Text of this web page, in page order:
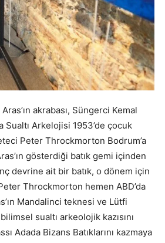
akrabası, Süngerci Kemal
Sualtı Arkelojisi 1953’de çocuk
Peter Throckmorton Bodrum’a
gösterdiği batık gemi içinden
devrine ait bir batık, o dönem için
Throckmorton hemen ABD’da
Mandalinci teknesi ve Lütfi
sualtı arkeolojik kazısını
Adada Bizans Batıklarını kazmaya